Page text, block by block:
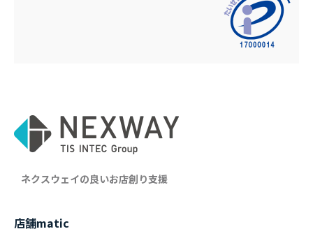
ネクスウェイの良いお店創り支援
店舗matic